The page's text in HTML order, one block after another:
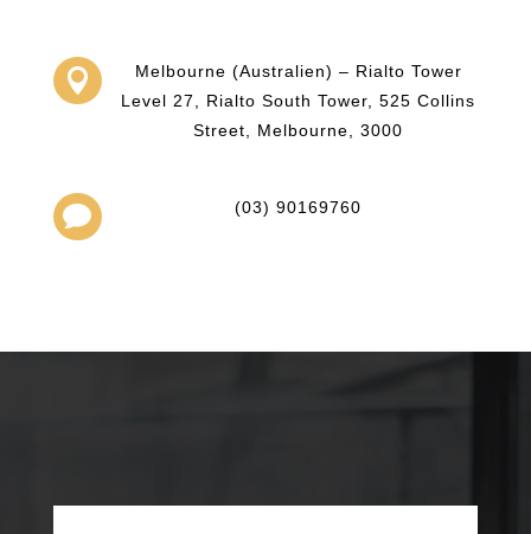

Melbourne (Australien) – Rialto Tower
Level 27, Rialto South Tower, 525 Collins
Street, Melbourne, 3000
 (03) 90169760